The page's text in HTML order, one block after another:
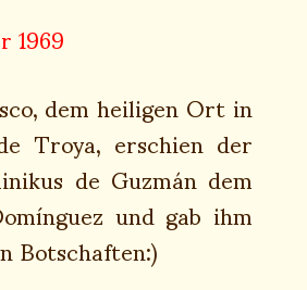
1969
dem heiligen Ort in
Troya, erschien der
de Guzmán dem
und gab ihm
Botschaften:)